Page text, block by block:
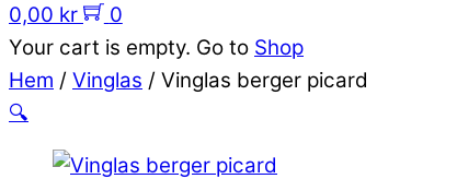
0,00 kr
0
Your cart is empty. Go to Shop
Hem / Vinglas / Vinglas berger picard
🔍